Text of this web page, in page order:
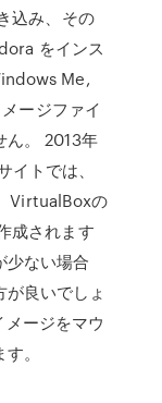
込み、その
をインス
Me,
ージファイ
ん。 2013年
トでは、
VirtualBoxの
成されます
少ない場合
良いでしょ
ージをマウ
。